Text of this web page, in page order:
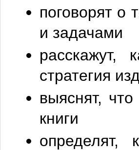
поговорят о
и задачами
расскажут,
стратегия
выяснят,
книги
определят,